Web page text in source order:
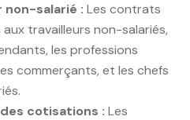
salarié : Les contrats
travailleurs non-salariés,
les professions
commerçants, et les chefs
cotisations : Les